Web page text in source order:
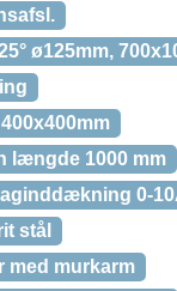
ø125mm,
længde 1000 mm
0-
stål
med murkarm